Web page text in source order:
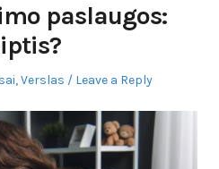
paslaugos:
,Verslas Leave a Reply